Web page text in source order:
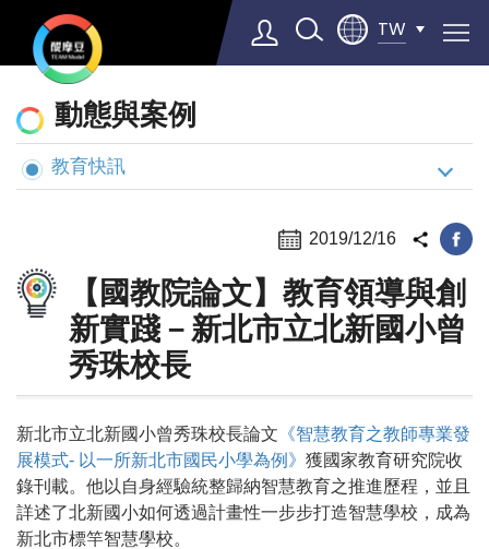
TW
▼
態
與
案
動態與案例
教育快訊
2019/12/16
【國教院論文】教育領導與創
新實踐－新北市立北新國小曾
秀珠校長
新北市立北新國小曾秀珠校長論文 《智慧教育之教師專業發
展模式- 以一所新北市國民小學為例》 獲國家教育研究院收
錄刊載。他以自身經驗統整歸納智慧教育之推進歷程，並且
詳述了北新國小如何透過計畫性一步步打造智慧學校，成為
新北市標竿智慧學校。